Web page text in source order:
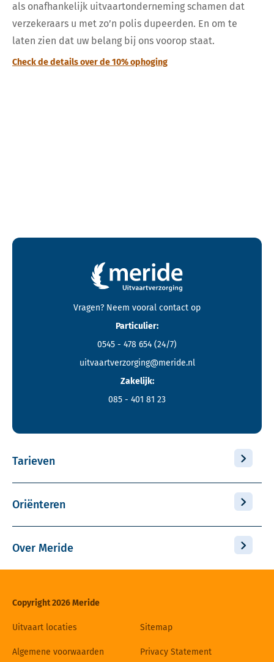
als onafhankelijk uitvaartonderneming schamen dat
verzekeraars u met zo’n polis dupeerden. En om te
laten zien dat uw belang bij ons voorop staat.
Check de details over de 10% ophoging
Contactgegevens en footer menu van Meride
Vragen? Neem vooral contact op
Particulier:
0545 - 478 654 (24/7)
uitvaartverzorging@meride.nl
Zakelijk:
085 - 401 81 23
Tarieven
Oriënteren
Over Meride
Copyright 2026 Meride
Uitvaart locaties Sitemap
Algemene voorwaarden Privacy Statement